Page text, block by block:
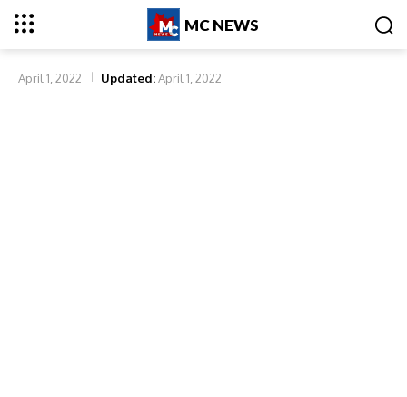
MC NEWS
April 1, 2022 Updated:April 1, 2022